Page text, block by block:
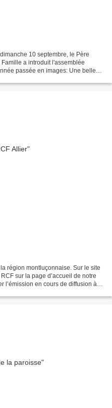
10 septembre, le Père
a introduit l'assemblée
passée en images: Une belle
région montluçonnaise. Sur le site
sur la page d’accueil de notre
l’émission en cours de diffusion à la